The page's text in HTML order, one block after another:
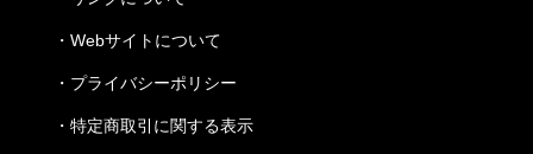
・ Webサイトについて
・ プライバシーポリシー
・ 特定商取引に関する表示